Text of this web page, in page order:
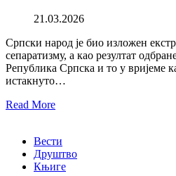
21.03.2026
Српски народ је био изложен
сепаратизму, а као резултат
Република Српска и то у вријеме
истакнуто…
Read More
Вести
Друштво
Књиге